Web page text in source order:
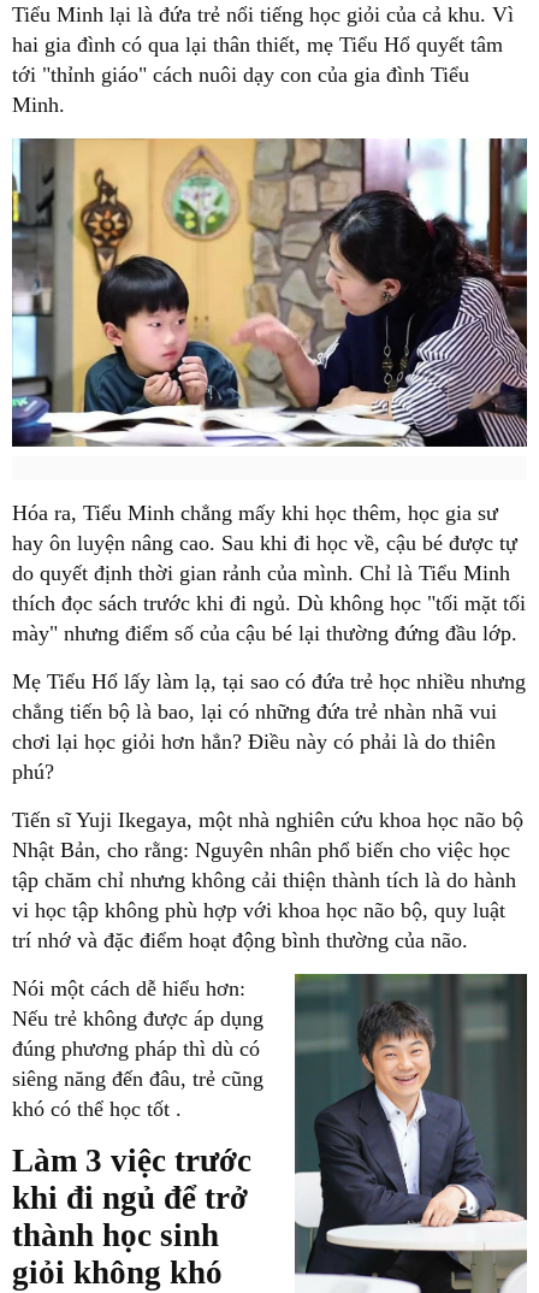
hai gia đình có qua lại thân thiết, mẹ Tiểu Hổ quyết tâm
tới "thỉnh giáo" cách nuôi dạy con của gia đình Tiểu
hay ôn luyện nâng cao. Sau khi đi học về, cậu bé được tự
do quyết định thời gian rảnh của mình. Chỉ là Tiểu Minh
thích đọc sách trước khi đi ngủ. Dù không học "tối mặt tối
chẳng tiến bộ là bao, lại có những đứa trẻ nhàn nhã vui
chơi lại học giỏi hơn hẳn? Điều này có phải là do thiên
Nhật Bản, cho rằng: Nguyên nhân phổ biến cho việc học
tập chăm chỉ nhưng không cải thiện thành tích là do hành
vi học tập không phù hợp với khoa học não bộ, quy luật
Nếu trẻ không được áp dụng
đúng phương pháp thì dù có
siêng năng đến đâu, trẻ cũng
khi đi ngủ để trở
thành học sinh